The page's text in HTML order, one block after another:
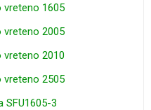
vreteno 1605
vreteno 2005
vreteno 2010
vreteno 2505
SFU1605-3